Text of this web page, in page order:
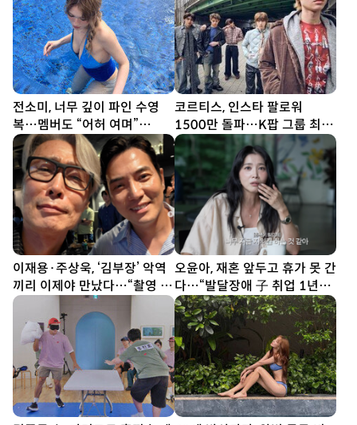
전소미, 너무 깊이 파인 수영
복…멤버도 “어허 여며”
[DA★]
코르티스, 인스타 팔로워
1500만 돌파…K팝 그룹 최단
기간
이재용·주상욱, ‘김부장’ 악역
끼리 이제야 만났다…“촬영 땐
한 번도 못 봐” [SD셀픽]
오윤아, 재혼 앞두고 휴가 못 간
다…“발달장애 子 취업 1년
차” [SD톡톡]